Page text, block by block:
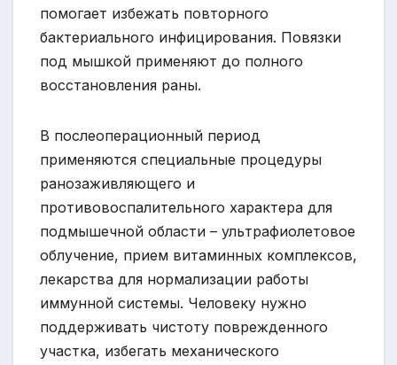
помогает избежать повторного
бактериального инфицирования. Повязки
под мышкой применяют до полного
восстановления раны.
В послеоперационный период
применяются специальные процедуры
ранозаживляющего и
противовоспалительного характера для
подмышечной области – ультрафиолетовое
облучение, прием витаминных комплексов,
лекарства для нормализации работы
иммунной системы. Человеку нужно
поддерживать чистоту поврежденного
участка, избегать механического